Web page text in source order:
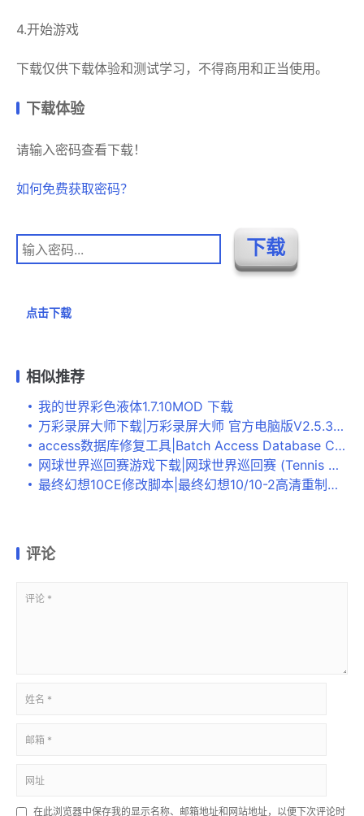
4.开始游戏
下载仅供下载体验和测试学习，不得商用和正当使用。
下载体验
请输入密码查看下载！
如何免费获取密码？
点击下载
相似推荐
我的世界彩色液体1.7.10MOD 下载
万彩录屏大师下载|万彩录屏大师 官方电脑版V2.5.3下载
access数据库修复工具|Batch Access Database Compactor(压缩修复Access文件) 免费版v2020下载
网球世界巡回赛游戏下载|网球世界巡回赛 (Tennis World Tour)官方中文版v1.07 百度网盘下载
最终幻想10CE修改脚本|最终幻想10/10-2高清重制版200避雷CE修改脚本 下载
评论
在此浏览器中保存我的显示名称、邮箱地址和网站地址，以便下次评论时